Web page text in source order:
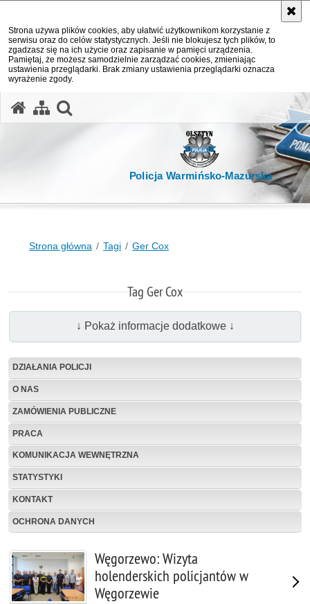
Strona używa plików cookies, aby ułatwić użytkownikom korzystanie z
serwisu oraz do celów statystycznych. Jeśli nie blokujesz tych plików, to
zgadzasz się na ich użycie oraz zapisanie w pamięci urządzenia.
Pamiętaj, że możesz samodzielnie zarządzać cookies, zmieniając
ustawienia przeglądarki. Brak zmiany ustawienia przeglądarki oznacza
wyrażenie zgody.
Policja Warmińsko-Mazurska
Strona główna Tagi Ger Cox
Tag Ger Cox
↓ Pokaż informacje dodatkowe ↓
DZIAŁANIA POLICJI
O NAS
ZAMÓWIENIA PUBLICZNE
PRACA
KOMUNIKACJA WEWNĘTRZNA
STATYSTYKI
KONTAKT
OCHRONA DANYCH
Węgorzewo: Wizyta
holenderskich policjantów w
Węgorzewie